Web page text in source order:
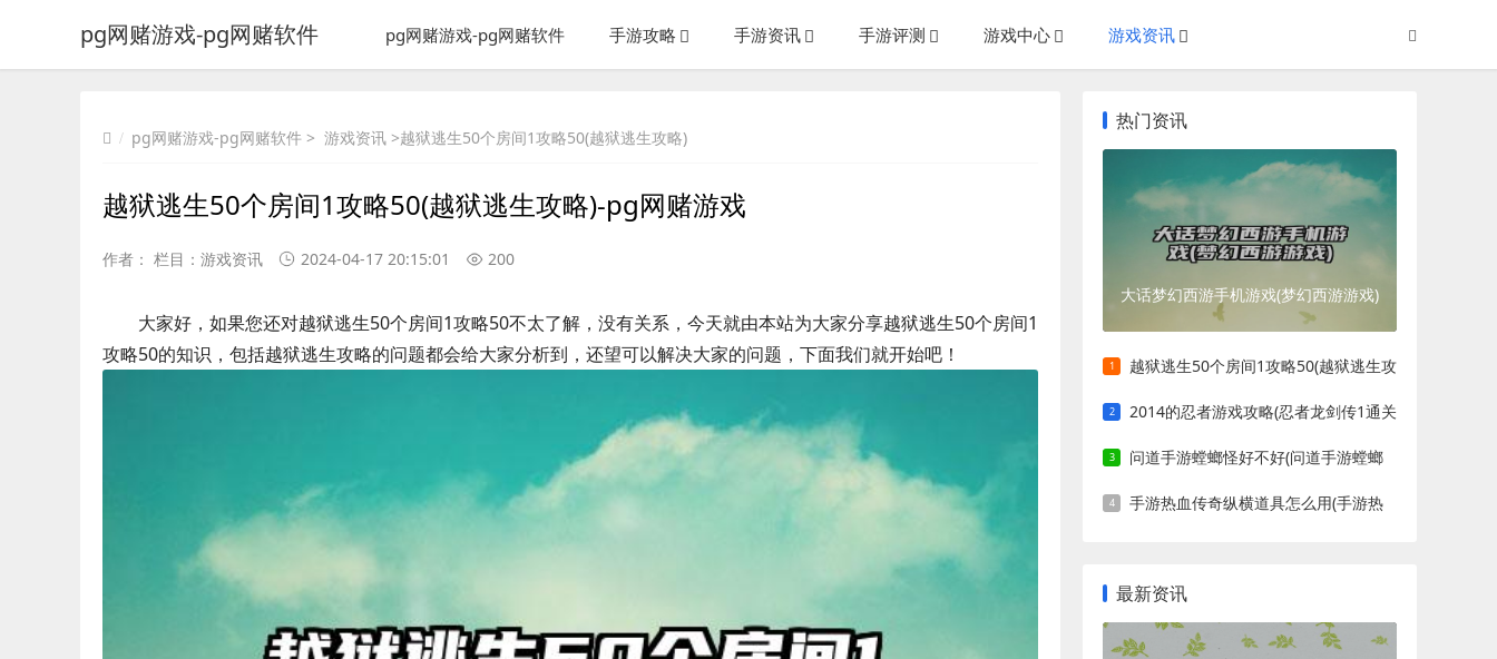
pg网赌游戏-pg网赌软件 pg网赌游戏-pg网赌软件 手游攻略 手游资讯 手游评测 游戏中心 游戏资讯
pg网赌游戏-pg网赌软件 > 游戏资讯 >越狱逃生50个房间1攻略50(越狱逃生攻略)
越狱逃生50个房间1攻略50(越狱逃生攻略)-pg网赌游戏
作者： 栏目： 游戏资讯 2024-04-17 20:15:01 200
大家好，如果您还对越狱逃生50个房间1攻略50不太了解，没有关系，今天就由本站为大家分享越狱逃生50个房间1
攻略50的知识，包括越狱逃生攻略的问题都会给大家分析到，还望可以解决大家的问题，下面我们就开始吧！
热门资讯
大话梦幻西游手机游戏(梦幻西游游戏)
越狱逃生50个房间1攻略50(越狱逃生攻
2014的忍者游戏攻略(忍者龙剑传1通关
问道手游螳螂怪好不好(问道手游螳螂
手游热血传奇纵横道具怎么用(手游热
最新资讯